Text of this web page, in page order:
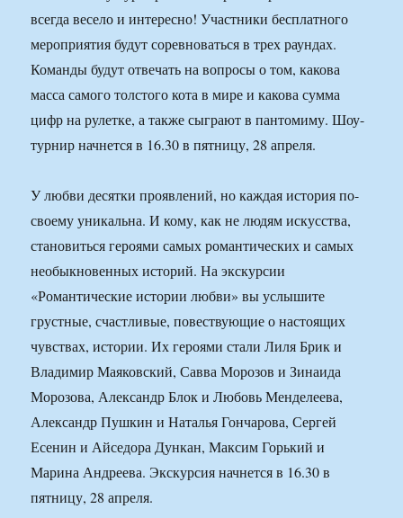
всегда весело и интересно! Участники бесплатного
мероприятия будут соревноваться в трех раундах.
Команды будут отвечать на вопросы о том, какова
масса самого толстого кота в мире и какова сумма
цифр на рулетке, а также сыграют в пантомиму. Шоу-
турнир начнется в 16.30 в пятницу, 28 апреля.
У любви десятки проявлений, но каждая история по-
своему уникальна. И кому, как не людям искусства,
становиться героями самых романтических и самых
необыкновенных историй. На экскурсии
«Романтические истории любви» вы услышите
грустные, счастливые, повествующие о настоящих
чувствах, истории. Их героями стали Лиля Брик и
Владимир Маяковский, Савва Морозов и Зинаида
Морозова, Александр Блок и Любовь Менделеева,
Александр Пушкин и Наталья Гончарова, Сергей
Есенин и Айседора Дункан, Максим Горький и
Марина Андреева. Экскурсия начнется в 16.30 в
пятницу, 28 апреля.